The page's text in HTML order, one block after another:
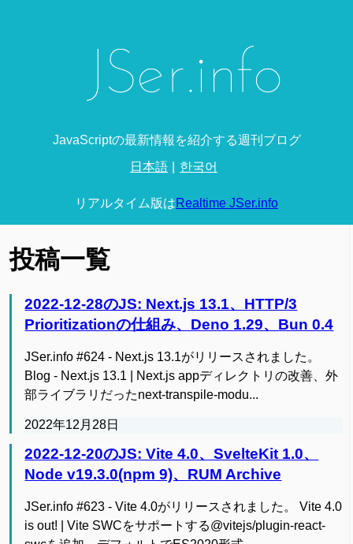
JavaScriptの最新情報を紹介する週刊ブログ
日本語 한국어
リアルタイム版はRealtime JSer.info
投稿一覧
2022-12-28のJS: Next.js 13.1、HTTP/3
Prioritizationの仕組み、Deno 1.29、Bun 0.4
JSer.info #624 - Next.js 13.1がリリースされました。
Blog - Next.js 13.1 | Next.js appディレクトリの改善、外
部ライブラリだったnext-transpile-modu...
2022年12月28日
2022-12-20のJS: Vite 4.0、SvelteKit 1.0、
Node v19.3.0(npm 9)、RUM Archive
JSer.info #623 - Vite 4.0がリリースされました。 Vite 4.0
is out! | Vite SWCをサポートする@vitejs/plugin-react-